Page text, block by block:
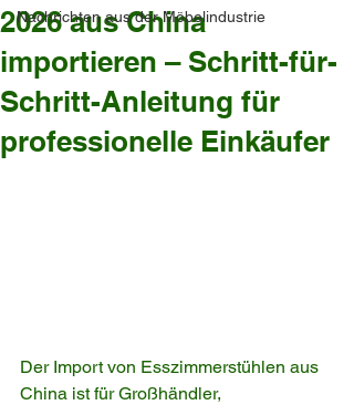
Nachrichten aus der Möbelindustrie
2026 aus China
importieren – Schritt-für-
Schritt-Anleitung für
professionelle Einkäufer
Der Import von Esszimmerstühlen aus
China ist für Großhändler,